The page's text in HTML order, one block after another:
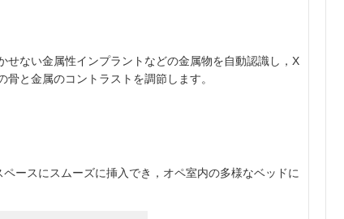
ない金属性インプラントなどの金属物を自動認識し，X
と金属のコントラストを調節します。
ースにスムーズに挿入でき，オペ室内の多様なベッドに